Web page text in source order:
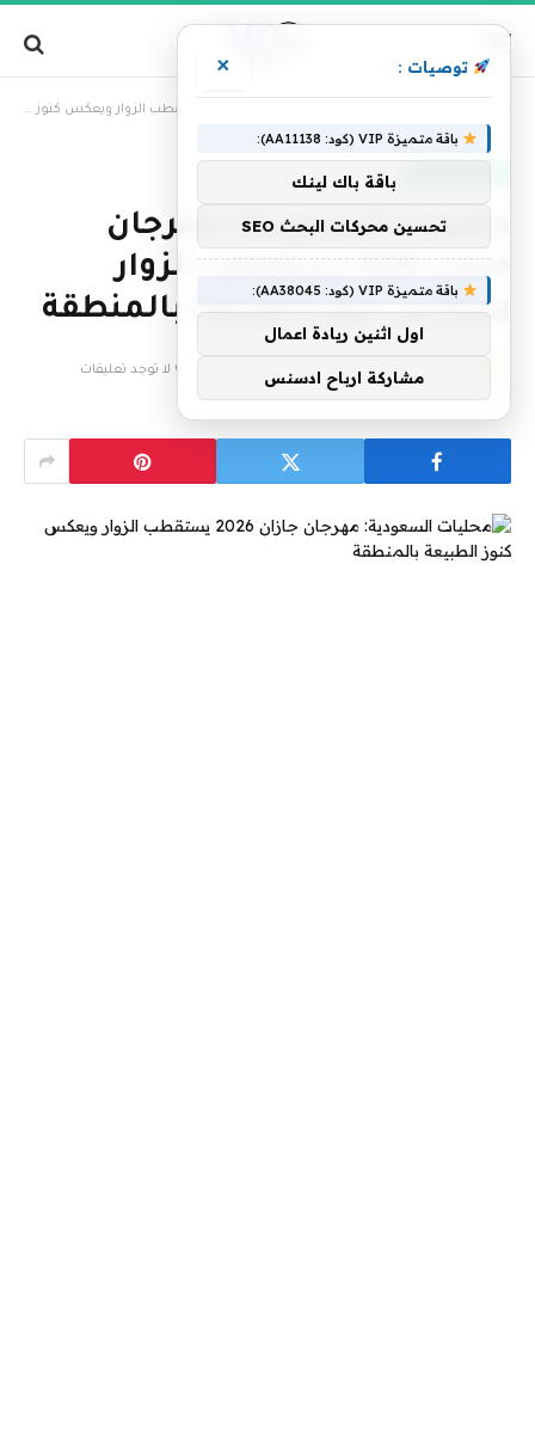
محليات السعودية: مهرجان
جازان 2026 يستقطب الزوار
ويعكس كنوز الطبيعة بالمنطقة
فريق التحرير لا توجد تعليقات
2 دقائق
توصيات : ×
باقة متميزة VIP (كود: AA11138):
باقة باك لينك
تحسين محركات البحث SEO
باقة متميزة VIP (كود: AA38045):
اول اثنين ريادة اعمال
مشاركة ارباح ادسنس